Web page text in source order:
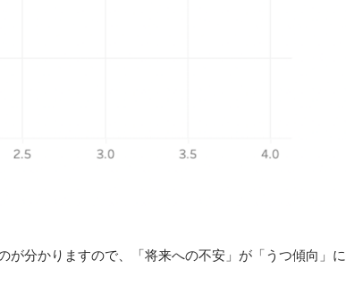
が分かりますので、「将来への不安」が「うつ傾向」に